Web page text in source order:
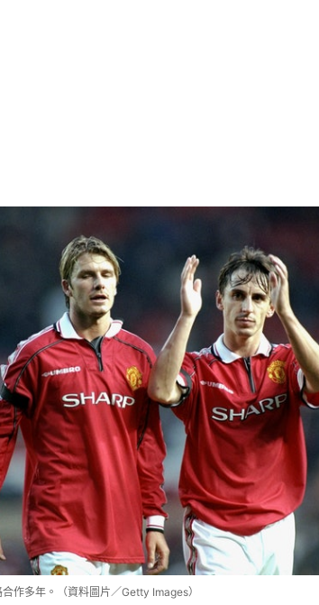
作多年。（資料圖片／Getty Images）